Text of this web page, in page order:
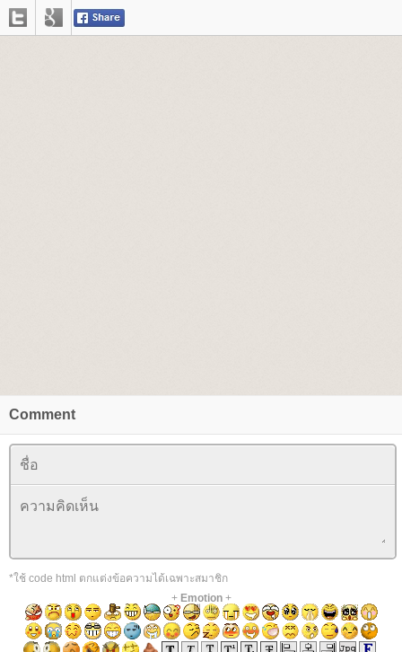
Comment
*ใช้ code html ตกแต่งข้อความได้เฉพาะสมาชิก
+ Emotion+